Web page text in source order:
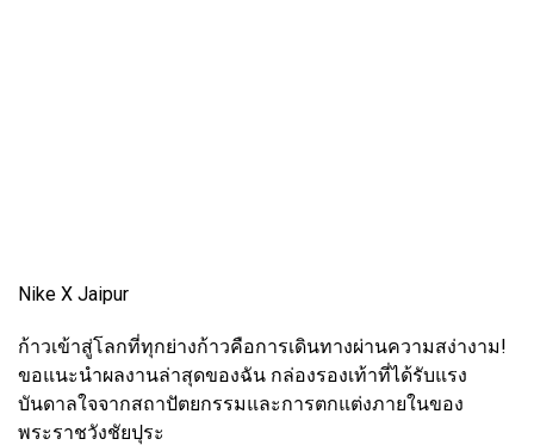
Nike X Jaipur
ก้าวเข้าสู่โลกที่ทุกย่างก้าวคือการเดินทางผ่านความสง่างาม!
ขอแนะนำผลงานล่าสุดของฉัน กล่องรองเท้าที่ได้รับแรง
บันดาลใจจากสถาปัตยกรรมและการตกแต่งภายในของ
พระราชวังชัยปุระ